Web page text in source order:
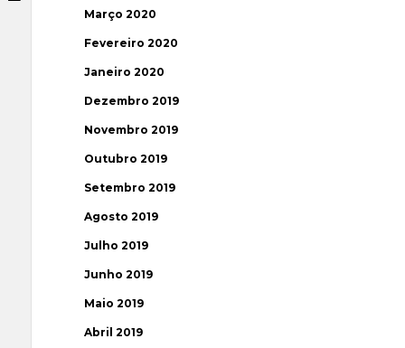
Março 2020
Fevereiro 2020
Janeiro 2020
Dezembro 2019
Novembro 2019
Outubro 2019
Setembro 2019
Agosto 2019
Julho 2019
Junho 2019
Maio 2019
Abril 2019